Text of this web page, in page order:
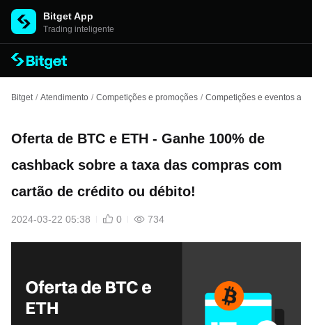
Bitget App
Trading inteligente
Bitget / Atendimento / Competições e promoções / Competições e eventos
Oferta de BTC e ETH - Ganhe 100% de
cashback sobre a taxa das compras com
cartão de crédito ou débito!
2024-03-22 05:38 0 734